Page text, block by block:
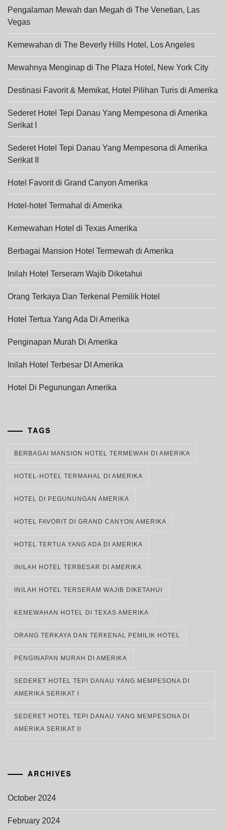
Pengalaman Mewah dan Megah di The Venetian, Las
Vegas
Kemewahan di The Beverly Hills Hotel, Los Angeles
Mewahnya Menginap di The Plaza Hotel, New York City
Destinasi Favorit & Memikat, Hotel Pilihan Turis di Amerika
Sederet Hotel Tepi Danau Yang Mempesona di Amerika
Serikat I
Sederet Hotel Tepi Danau Yang Mempesona di Amerika
Serikat II
Hotel Favorit di Grand Canyon Amerika
Hotel-hotel Termahal di Amerika
Kemewahan Hotel di Texas Amerika
Berbagai Mansion Hotel Termewah di Amerika
Inilah Hotel Terseram Wajib Diketahui
Orang Terkaya Dan Terkenal Pemilik Hotel
Hotel Tertua Yang Ada Di Amerika
Penginapan Murah Di Amerika
Inilah Hotel Terbesar DI Amerika
Hotel Di Pegunungan Amerika
TAGS
BERBAGAI MANSION HOTEL TERMEWAH DI AMERIKA
HOTEL-HOTEL TERMAHAL DI AMERIKA
HOTEL DI PEGUNUNGAN AMERIKA
HOTEL FAVORIT DI GRAND CANYON AMERIKA
HOTEL TERTUA YANG ADA DI AMERIKA
INILAH HOTEL TERBESAR DI AMERIKA
INILAH HOTEL TERSERAM WAJIB DIKETAHUI
KEMEWAHAN HOTEL DI TEXAS AMERIKA
ORANG TERKAYA DAN TERKENAL PEMILIK HOTEL
PENGINAPAN MURAH DI AMERIKA
SEDERET HOTEL TEPI DANAU YANG MEMPESONA DI
AMERIKA SERIKAT I
SEDERET HOTEL TEPI DANAU YANG MEMPESONA DI
AMERIKA SERIKAT II
ARCHIVES
October 2024
February 2024